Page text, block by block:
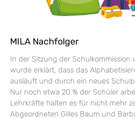
MILA Nachfolger
In der Sitzung der Schulkommission
wurde erklärt, dass das
ausläuft und durch ein neues
Nur noch etwa 20 % der Schüler
Lehrkräfte halten es für nicht mehr
Abgeordneten Gilles Baum und